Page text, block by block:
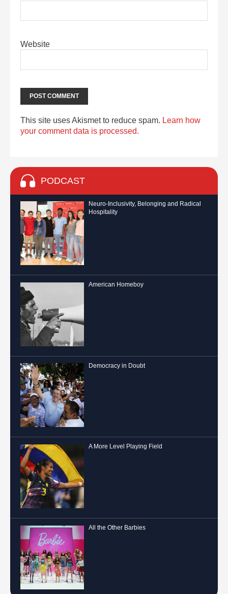
Website
This site uses Akismet to reduce spam. Learn how
your comment data is processed.
PODCAST
Neuro-Inclusivity, Belonging and Radical
Hospitality
American Homeboy
Democracy in Doubt
A More Level Playing Field
All the Other Barbies